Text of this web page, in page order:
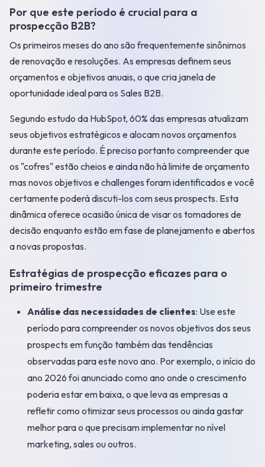
Por que este período é crucial para a
prospecção B2B?
Os primeiros meses do ano são frequentemente sinônimos
de renovação e resoluções. As empresas definem seus
orçamentos e objetivos anuais, o que cria janela de
oportunidade ideal para os Sales B2B.
Segundo estudo da HubSpot, 60% das empresas atualizam
seus objetivos estratégicos e alocam novos orçamentos
durante este período. É preciso portanto compreender que
os "cofres" estão cheios e ainda não há limite de orçamento
mas novos objetivos e challenges foram identificados e você
certamente poderá discuti-los com seus prospects. Esta
dinâmica oferece ocasião única de visar os tomadores de
decisão enquanto estão em fase de planejamento e abertos
a novas propostas.
Estratégias de prospecção eficazes para o
primeiro trimestre
Análise das necessidades de clientes: Use este
período para compreender os novos objetivos dos seus
prospects em função também das tendências
observadas para este novo ano. Por exemplo, o início do
ano 2026 foi anunciado como ano onde o crescimento
poderia estar em baixa, o que leva as empresas a
refletir como otimizar seus processos ou ainda gastar
melhor para o que precisam implementar no nível
marketing, sales ou outros.